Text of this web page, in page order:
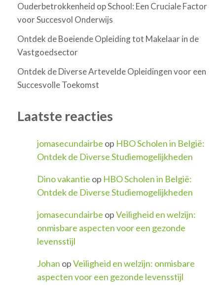
Ouderbetrokkenheid op School: Een Cruciale Factor
voor Succesvol Onderwijs
Ontdek de Boeiende Opleiding tot Makelaar in de
Vastgoedsector
Ontdek de Diverse Artevelde Opleidingen voor een
Succesvolle Toekomst
Laatste reacties
jomasecundairbe op HBO Scholen in België:
Ontdek de Diverse Studiemogelijkheden
Dino vakantie op HBO Scholen in België:
Ontdek de Diverse Studiemogelijkheden
jomasecundairbe opVeiligheid en welzijn:
onmisbare aspecten voor een gezonde
levensstijl
Johan opVeiligheid en welzijn: onmisbare
aspecten voor een gezonde levensstijl